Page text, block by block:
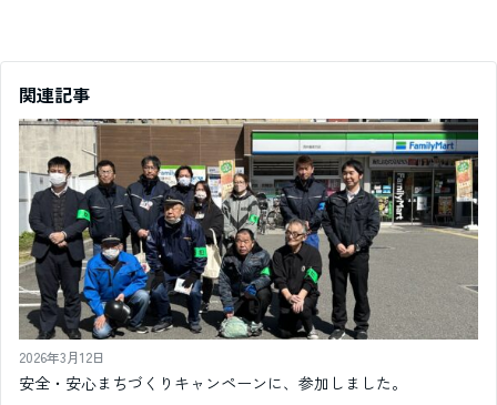
関連記事
2026年3月12日
安全・安心まちづくりキャンペーンに、参加しました。